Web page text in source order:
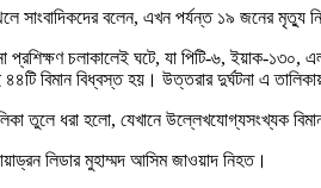
সাংবাদিকদের বলেন, এখন পর্যন্ত ১৯ জনের
প্রশিক্ষণ চলাকালেই ঘটে, যা পিটি-৬,
বিমান বিধ্বস্ত হয়। উত্তরার দুর্ঘটনা এ
তুলে ধরা হলো, যেখানে উল্লেখযোগ্যসংখ্যক
লিডার মুহাম্মদ আসিম জাওয়াদ নিহত।